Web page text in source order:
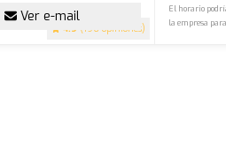
4.9 (196 opiniones)
Ver e-mail
El horario
la empresa